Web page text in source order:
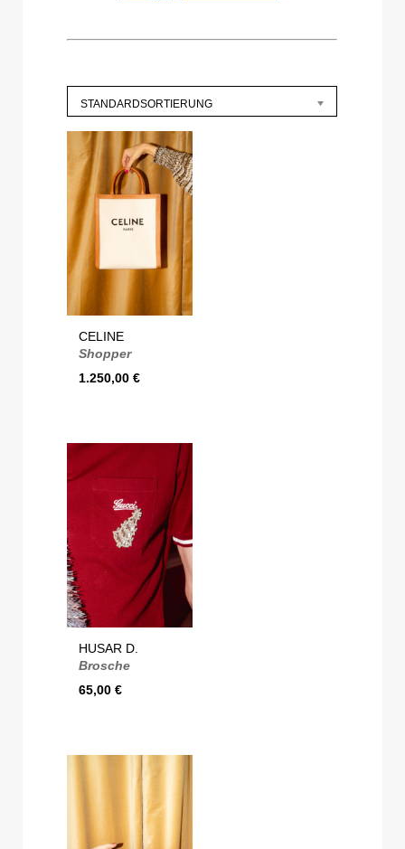
STANDARDSORTIERUNG
CELINE
Shopper
1.250,00 €
HUSAR D.
Brosche
65,00 €